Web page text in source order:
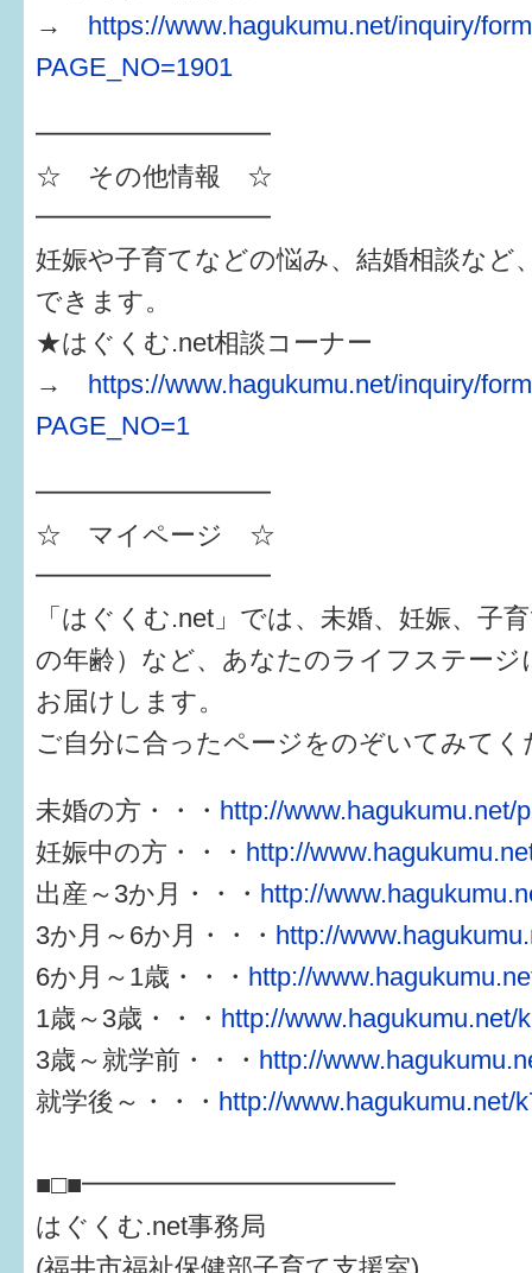
→ https://www.hagukumu.net/inquiry/
PAGE_NO=1901
━━━━━━━━━
☆ その他情報 ☆
━━━━━━━━━
妊娠や子育てなどの悩み、結婚相談など
できます。
★はぐくむ.net相談コーナー
→ https://www.hagukumu.net/inquiry/
PAGE_NO=1
━━━━━━━━━
☆ マイページ ☆
━━━━━━━━━
「はぐくむ.net」では、未婚、妊娠、子
の年齢）など、あなたのライフステージ
お届けします。
ご自分に合ったページをのぞいてみてく
未婚の方・・・ http://www.hagukumu.net/
妊娠中の方・・・ http://
出産～3か月・・・ http://
3か月～6か月・・・ http://
6か月～1歳・・・ http://
1歳～3歳・・・ http://www.hagukumu.net/
3歳～就学前・・・ http://
就学後～・・・ http://www.hagukumu.net/
■□■━━━━━━━━━━━━
はぐくむ.net事務局